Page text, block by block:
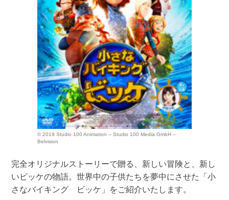
© 2019 Studio 100 Animation – Studio 100 Media GmbH –
Belvision
完全オリジナルストーリーで贈る、新しい冒険と、新し
いビッケの物語。世界中の子供たちを夢中にさせた「小
さなバイキング ビッケ」をご紹介いたします。